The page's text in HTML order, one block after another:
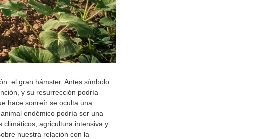
el gran hámster. Antes símbolo
y su resurrección podría
hace sonreír se oculta una
endémico podría ser una
agricultura intensiva y
nuestra relación con la